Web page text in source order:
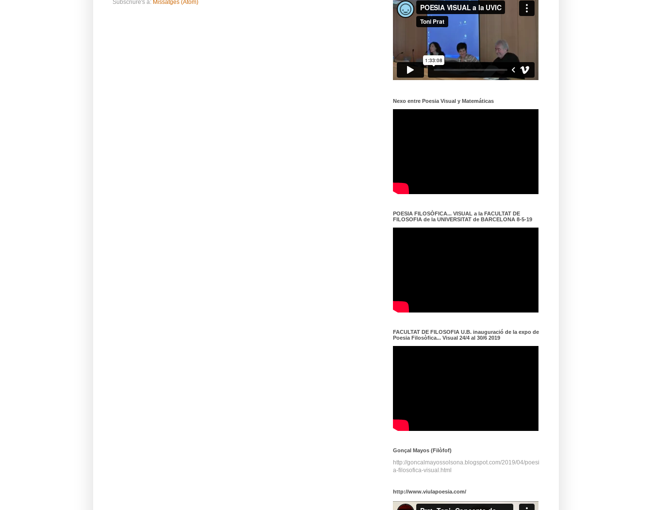
Subscriure's a: Missatges (Atom)
Nexo entre Poesia Visual y Matemáticas
POESIA FILOSÒFICA... VISUAL a la FACULTAT DE
FILOSOFIA de la UNIVERSITAT de BARCELONA 8-5-19
FACULTAT DE FILOSOFIA U.B. inauguració de la expo de
Poesia Filosòfica... Visual 24/4 al 30/6 2019
Gonçal Mayos (Filòfof)
http://goncalmayossolsona.blogspot.com/2019/04/poesi
a-filosofica-visual.html
http://www.viulapoesia.com/